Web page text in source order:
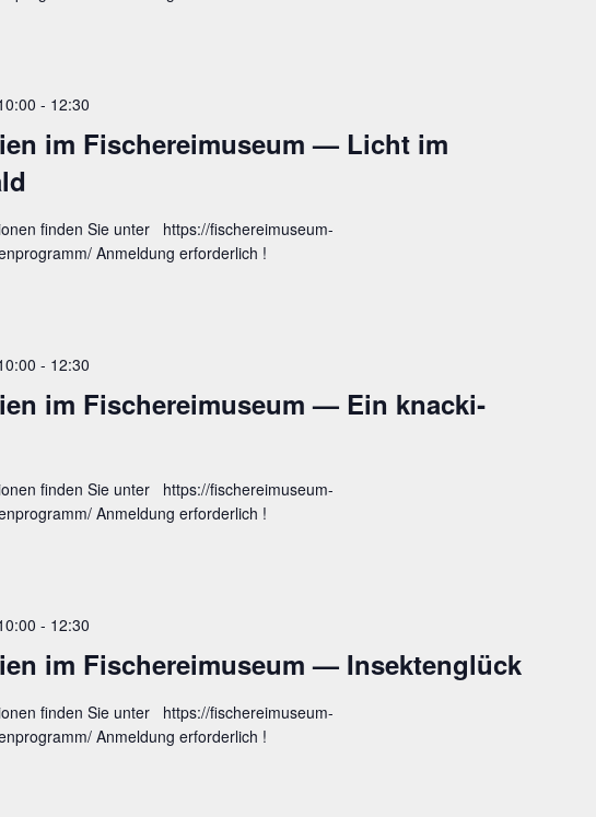
im Fische­rei­mu­se­um — Licht im
- 12:30
finden Sie unter https://fischereimuseum-
Anmeldung erforderlich !
im Fische­rei­mu­se­um — Ein kna­cki­
- 12:30
finden Sie unter https://fischereimuseum-
Anmeldung erforderlich !
im Fische­rei­mu­se­um — Insektenglück
- 12:30
finden Sie unter https://fischereimuseum-
Anmeldung erforderlich !